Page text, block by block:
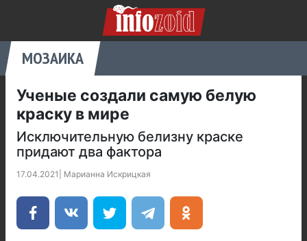
МОЗАИКА
Ученые создали самую белую
краску в мире
Исключительную белизну краске
придают два фактора
17.04.2021 Марианна Искрицкая